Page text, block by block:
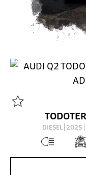
DIESEL 2025